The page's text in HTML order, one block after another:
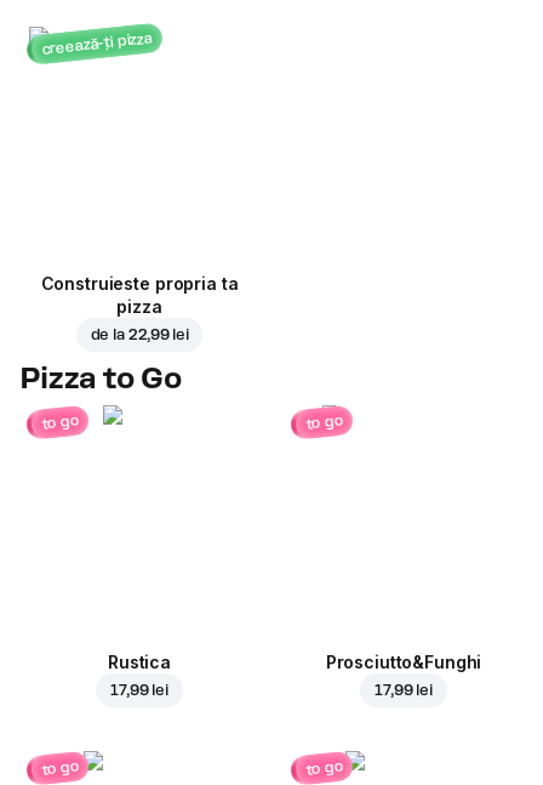
creează-ți pizza
Construieste propria ta
pizza
de la 22,99 lei
Pizza to Go
to go
Rustica
17,99 lei
to go
Prosciutto&Funghi
17,99 lei
to go to go